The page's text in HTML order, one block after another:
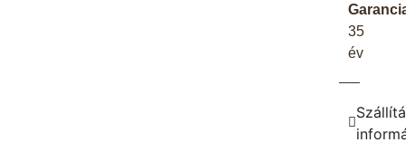
35
év